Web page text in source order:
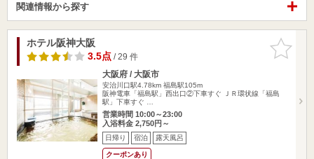
関連情報から探す
お気に入
りに追加
ホテル阪神大阪
3.5点/ 29 件
大阪府 / 大阪市
安治川口駅4.78km 福島駅105m
阪神電車「福島駅」西出口②下車すぐ ＪＲ環状線「福島
駅」下車すぐ …
営業時間 10:00～23:00
入浴料金 2,750円～
日帰り 宿泊 露天風呂
クーポンあり